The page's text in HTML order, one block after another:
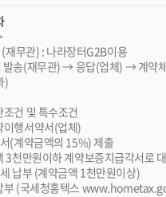
재무관) : 나라장터G2B이용
발송(재무관) → 응답(업체) → 계약
)
건 및 특수조건
행서약서(업체)
(계약금액의 15%) 제출
3천만원이하 계약보증지급각서로
납부 (계약금액 1천만원이상)
부 (국세청홍텍스